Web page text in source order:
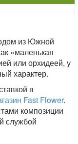
из Южной
«маленькая
или орхидеей, у
характер.
в
Fast Flower.
композиции
службой